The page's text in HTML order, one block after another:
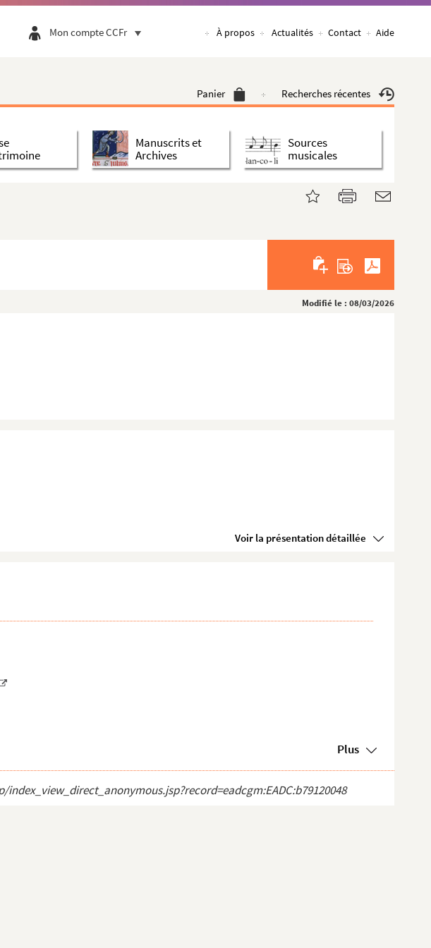
Mon compte CCFr À propos Actualités Contact Aide
Panier Recherches récentes
Manuscrits et
Archives
Sources
musicales
Modifié le : 08/03/2026
Voir la présentation détaillée
Plus